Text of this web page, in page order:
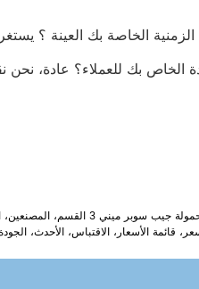
الكلمات الساخنة: مظلة
قائمة الأسعار، الاقتباس، الأحدث،